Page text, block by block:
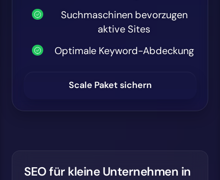
Suchmaschinen bevorzugen
aktive Sites
Optimale Keyword-Abdeckung
Scale Paket sichern
SEO für kleine Unternehmen in